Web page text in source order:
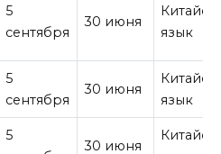
5
сентября
30 июня
язык
5
сентября
30 июня
язык
5
30 июня